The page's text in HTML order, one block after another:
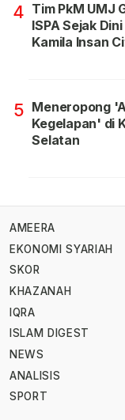
4 Tim PkM UMJ
ISPA Sejak
Kamila Insan
5 Meneropong
Kegelapan' di
Selatan
AMEERA
EKONOMI SYARIAH
SKOR
KHAZANAH
IQRA
ISLAM DIGEST
NEWS
ANALISIS
SPORT